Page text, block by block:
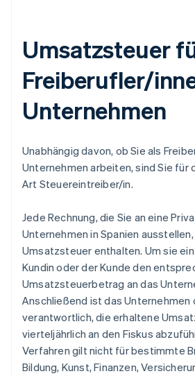
Umsatzsteuer
Freiberufler/
Unternehmen
Unabhängig davon, ob Sie als
Unternehmen arbeiten, sind Sie für
Art Steuereintreiber/in.
Jede Rechnung, die Sie an eine
Unternehmen in Spanien
Umsatzsteuer enthalten. Um sie
Kundin oder der Kunde den
Umsatzsteuerbetrag an das
Anschließend ist das Unternehmen
verantwortlich, die erhaltene
vierteljährlich an den Fiskus
Verfahren gilt nicht für bestimmte
Bildung, Kunst, Finanzen,